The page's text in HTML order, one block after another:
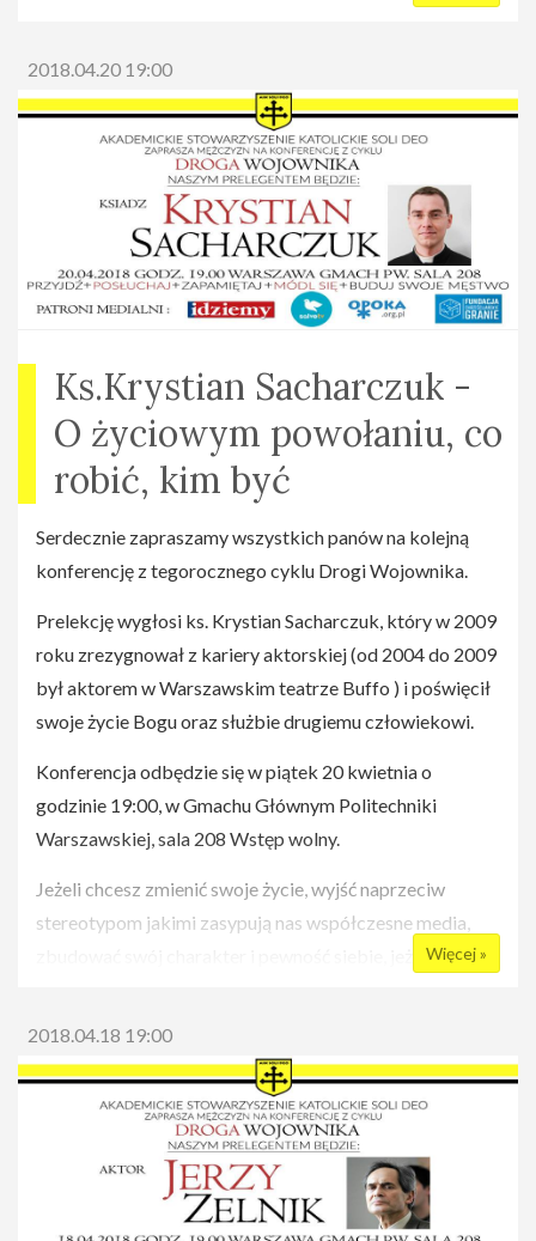
Zapraszamy na pierwsze spotkanie w ramach
tegorocznej edycji projektu "Boska, ja!", które odbędzie
się w poniedziałek, 23 kwietnia o godz. 19:00 w sali 144
w Gmachu Głównym Politechniki Warszawskiej.
Naszym gościem będzie Gosia Hutek.
Gosia Hutek - wokalistka jazzowa, kompozytorka,
autorka tekstów. Łączy swoją życiową pasje z pracą, ale
które promuje, również przez swój śpiew. Na konferencji
opowie nam o bezwarunkowej miłości do Boga
Strona wydarzenia na
Facebooku( https://www.facebook.com/events/
2018.04.20 19:00
Ks.Krystian Sacharczuk -
O życiowym powołaniu, co
robić, kim być
Serdecznie zapraszamy wszystkich panów na kolejną
konferencję z tegorocznego cyklu Drogi Wojownika.
Prelekcję wygłosi ks. Krystian Sacharczuk, który w 2009
roku zrezygnował z kariery aktorskiej (od 2004 do 2009
był aktorem w Warszawskim teatrze Buffo ) i poświęcił
swoje życie Bogu oraz służbie drugiemu człowiekowi.
Konferencja odbędzie się w piątek 20 kwietnia o
godzinie 19:00, w Gmachu Głównym Politechniki
Warszawskiej, sala 208 Wstęp wolny.
Jeżeli chcesz zmienić swoje życie, wyjść naprzeciw
stereotypom jakimi zasypują nas współczesne media,
zbudować swój charakter i pewność siebie, jeżeli
autorytetu, a gwarantujemy Ci że wyjdziesz z tej
konferencji silny duchem i gotowy do walki. ;)
Informacje
Więcej »
2018.04.18 19:00